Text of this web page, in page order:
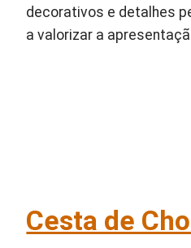
decorativos e detalhes
a valorizar a
Cesta de